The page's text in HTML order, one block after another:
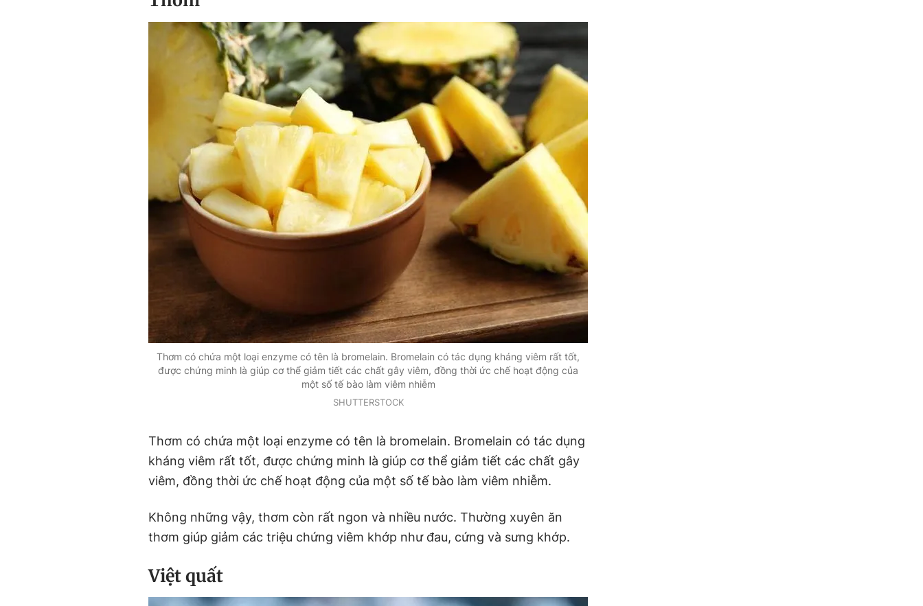
Thơm có chứa một loại enzyme có tên là bromelain. Bromelain có tác dụng kháng viêm rất tốt,
được chứng minh là giúp cơ thể giảm tiết các chất gây viêm, đồng thời ức chế hoạt động của
một số tế bào làm viêm nhiễm
SHUTTERSTOCK
Thơm có chứa một loại enzyme có tên là bromelain. Bromelain có tác dụng
kháng viêm rất tốt, được chứng minh là giúp cơ thể giảm tiết các chất gây
viêm, đồng thời ức chế hoạt động của một số tế bào làm viêm nhiễm.
Không những vậy, thơm còn rất ngon và nhiều nước. Thường xuyên ăn
thơm giúp giảm các triệu chứng viêm khớp như đau, cứng và sưng khớp.
Việt quất